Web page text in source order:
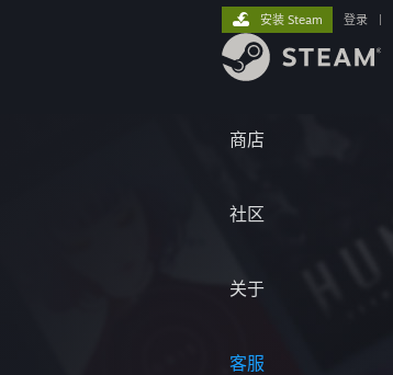
商店
社区
关于
客服
安装 Steam 登录